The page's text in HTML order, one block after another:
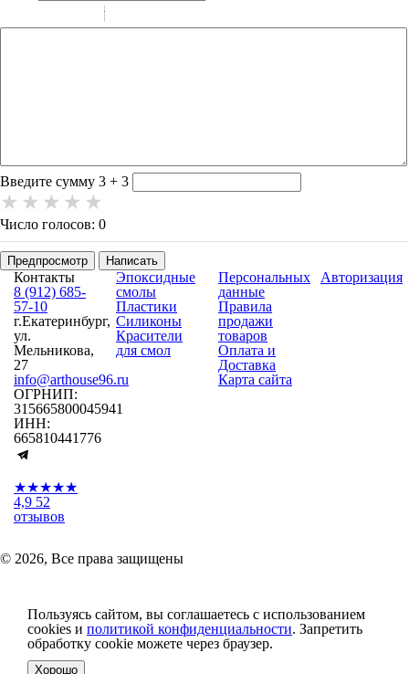
-
-
-
Введите сумму 3 + 3
Число голосов: 0
Предпросмотр Написать
Контакты
8 (912) 685-
57-10
г.Екатеринбург,
ул.
Мельникова,
27
info@arthouse96.ru
ОГРНИП:
315665800045941
ИНН:
665810441776
★★★★★
4,9 52
отзывов
Эпоксидные
смолы
Пластики
Силиконы
Красители
для смол
Персональных
данные
Правила
продажи
товаров
Оплата и
Доставка
Карта сайта
Авторизация
© 2026, Все права защищены
Пользуясь сайтом, вы соглашаетесь с использованием
cookies и политикой конфиденциальности. Запретить
обработку cookie можете через браузер.
Хорошо